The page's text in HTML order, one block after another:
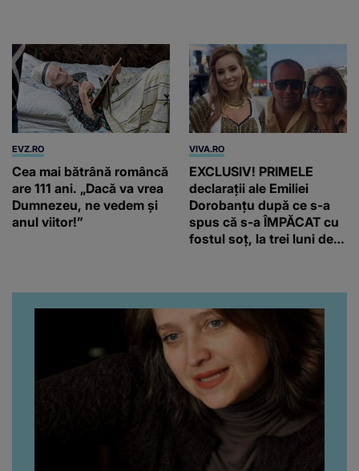
EVZ.RO
Cea mai bătrână româncă
are 111 ani. „Dacă va vrea
Dumnezeu, ne vedem și
anul viitor!”
VIVA.RO
EXCLUSIV! PRIMELE
declarații ale Emiliei
Dorobanțu după ce s-a
spus că s-a ÎMPĂCAT cu
fostul soț, la trei luni de
când au divorțat. Ce-a
putut să spună frumoasa
artistă i-a lăsat MASCĂ
pe toți. De data aceasta,
Dana Tapalagă va fi înmormântată azi la
cimitirul Sfânta Vineri din Capitală. Mesajul